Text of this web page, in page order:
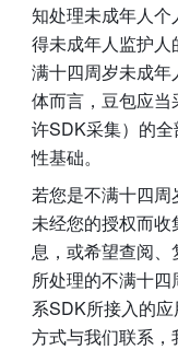
知处理未成年人
得未成年人监护
满十四周岁未成
体而言，豆包应
许SDK采集）的
性基础。
若您是不满十四
未经您的授权而
息，或希望查阅
所处理的不满十
系SDK所接入的
方式与我们联系，